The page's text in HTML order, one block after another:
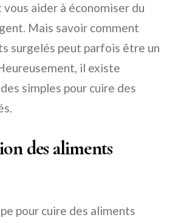
aider à économiser du
Mais savoir comment
surgelés peut parfois être un
il existe
simples pour cuire des
des aliments
pour cuire des aliments